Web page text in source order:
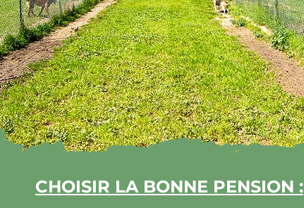
CHOISIR LA BONNE PENSION :